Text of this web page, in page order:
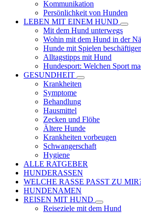
Kommunikation
Persönlichkeit von Hunden
LEBEN MIT EINEM HUND
Mit dem Hund unterwegs
Wohin mit dem Hund in der
Hunde mit Spielen beschäftigen
Alltagstipps mit Hund
Hundesport: Welchen Sport
GESUNDHEIT
Krankheiten
Symptome
Behandlung
Hausmittel
Zecken und Flöhe
Ältere Hunde
Krankheiten vorbeugen
Schwangerschaft
Hygiene
ALLE RATGEBER
HUNDERASSEN
WELCHE RASSE PASST ZU
HUNDENAMEN
REISEN MIT HUND
Reiseziele mit dem Hund